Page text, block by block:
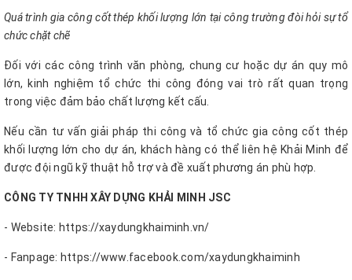
Quá trình gia công cốt thép khối lượng lớn tại công trường đòi hỏi sự tổ
chức chặt chẽ
Đối với các công trình văn phòng, chung cư hoặc dự án quy mô
lớn, kinh nghiệm tổ chức thi công đóng vai trò rất quan trọng
trong việc đảm bảo chất lượng kết cấu.
Nếu cần tư vấn giải pháp thi công và tổ chức gia công cốt thép
khối lượng lớn cho dự án, khách hàng có thể liên hệ Khải Minh để
được đội ngũ kỹ thuật hỗ trợ và đề xuất phương án phù hợp.
CÔNG TY TNHH XÂY DỰNG KHẢI MINH JSC
- Website: https://xaydungkhaiminh.vn/
- Fanpage: https://www.facebook.com/xaydungkhaiminh